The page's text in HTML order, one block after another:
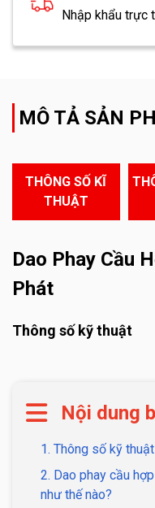
Nhập khẩu trực
MÔ TẢ SẢN
THÔNG SỐ KĨ
THUẬT
Dao Phay Cầu
Phát
Thông số kỹ thuật
Nội dung
1. Thông số kỹ
2. Dao phay cầu
như thế nào?